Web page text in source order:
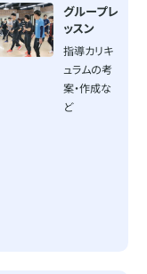
グループレ
ッスン
指導カリキ
ュラムの考
案・作成な
ど